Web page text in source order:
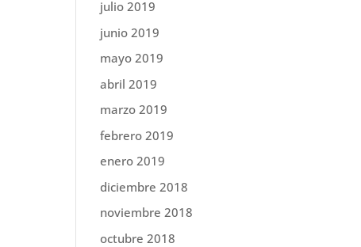
julio 2019
junio 2019
mayo 2019
abril 2019
marzo 2019
febrero 2019
enero 2019
diciembre 2018
noviembre 2018
octubre 2018